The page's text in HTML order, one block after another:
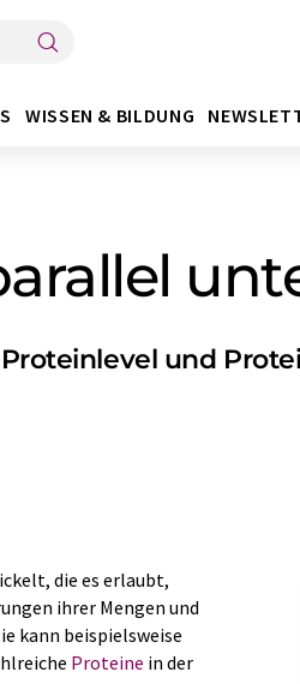
WISSEN & BILDUNG
und
die es erlaubt,
ihrer Mengen und
kann beispielsweise
Proteine in der